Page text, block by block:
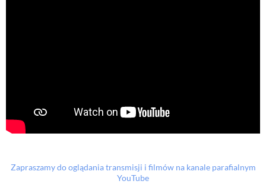
Zapraszamy do oglądania transmisji i filmów na kanale parafialnym
YouTube